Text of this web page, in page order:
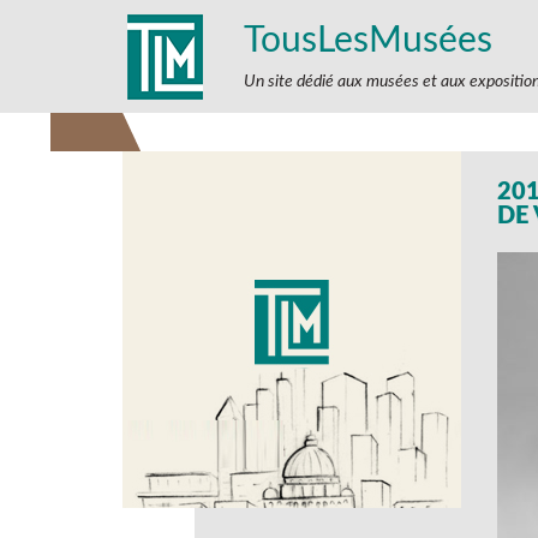
TousLesMusées
Un site dédié aux musées et aux
DE